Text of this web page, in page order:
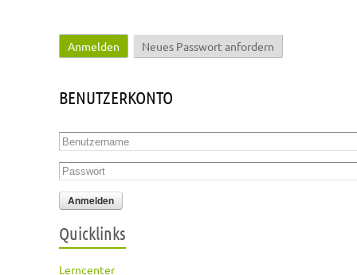
Haupt-Reiter
Anmelden (aktiver Reiter)
Neues Passwort anfordern
BENUTZERKONTO
Benutzername
Passwort
Quicklinks
Lerncenter